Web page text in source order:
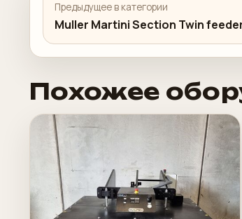
Предыдущее в категории
Muller Martini Section Twin
Похожее